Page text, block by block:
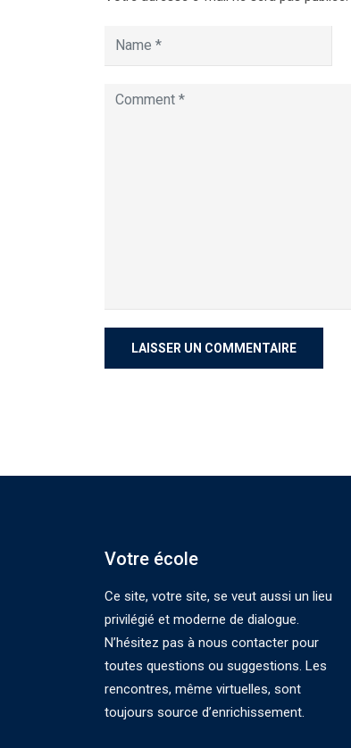
Votre école
Ce site, votre site, se veut aussi un lieu
privilégié et moderne de dialogue.
N’hésitez pas à nous contacter pour
toutes questions ou suggestions. Les
rencontres, même virtuelles, sont
toujours source d’enrichissement.